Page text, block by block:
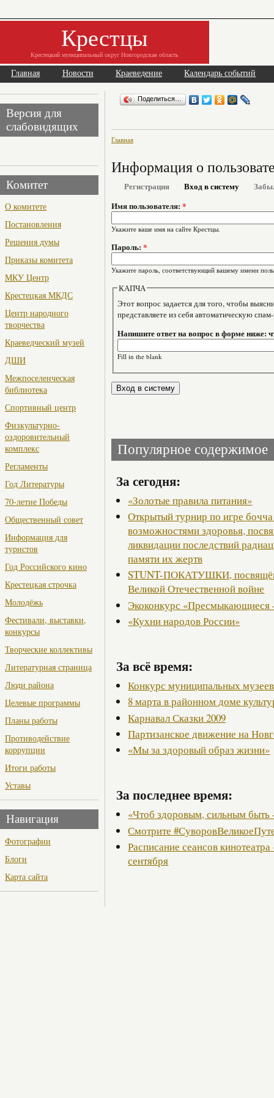
Крестцы
Крестецкий муниципальный округ Новгородская область
Главная Новости Краеведение Календарь событий
Версия для
слабовидящих
Комитет
О комитете
Постановления
Решения думы
Приказы комитета
МКУ Центр
Крестецкая МКДС
Центр народного
творчества
Краеведческий музей
ДШИ
Межпоселенческая
библиотека
Спортивный центр
Физкультурно-
оздоровительный
комплекс
Регламенты
Год Литературы
70-летие Победы
Общественный совет
Информация для
туристов
Год Российского кино
Крестецкая строчка
Молодёжь
Фестивали, выставки,
конкурсы
Творческие коллективы
Литературная страница
Люди района
Целевые программы
Планы работы
Противодействие
коррупции
Итоги работы
Уставы
Навигация
Фотографии
Блоги
Карта сайта
Поделиться…
Главная
Информация о
Регистрация Вход в систему
Имя пользователя: *
Укажите ваше имя на сайте Крестцы.
Пароль: *
Укажите пароль, соответствующий вашему имени
КАПЧА
Этот вопрос задается для того, чтобы выяснить,
представляете из себя автоматическую
Напишите ответ на вопрос в форме ниже:
Fill in the blank
Популярное содержимое
За сегодня:
«Золотые правила питания»
Открытый турнир по игре
возможностями здоровья,
ликвидации последствий
памяти их жертв
STUNT-ПОКАТУШКИ,
Великой Отечественной войне
Экоконкурс «Пресмыкающиеся
«Кухни народов России»
За всё время:
Конкурс муниципальных музеев
8 марта в районном доме
Карнавал Сказки 2009
Партизанское движение на
«Мы за здоровый образ жизни»
За последнее время:
«Чтоб здоровым, сильным
Смотрите
Расписание сеансов
сентября